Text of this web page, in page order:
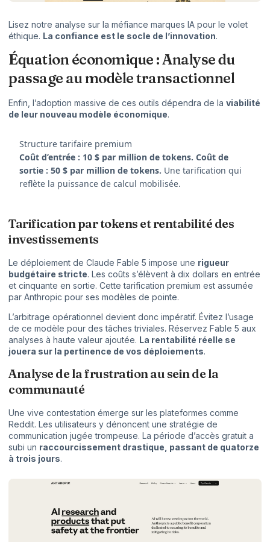
Lisez notre analyse sur la méfiance marques IA pour le volet
éthique. La confiance est le socle de l’innovation.
Équation économique : Analyse du
passage au modèle transactionnel
Enfin, l’adoption massive de ces outils dépendra de la viabilité
de leur nouveau modèle économique.
Structure tarifaire premium
Coût d’entrée : 10 $ par million de tokens. Coût de
sortie : 50 $ par million de tokens. Une tarification qui
reflète la puissance de calcul mobilisée.
Tarification par tokens et rentabilité des
investissements
Le déploiement de Claude Fable 5 impose une rigueur
budgétaire stricte. Les coûts s’élèvent à dix dollars en entrée
et cinquante en sortie. Cette tarification premium est assumée
par Anthropic pour ses modèles de pointe.
L’arbitrage opérationnel devient donc impératif. Évitez l’usage
de ce modèle pour des tâches triviales. Réservez Fable 5 aux
analyses à haute valeur ajoutée. La rentabilité réelle se
jouera sur la pertinence de vos déploiements.
Analyse de la frustration au sein de la
communauté
Une vive contestation émerge sur les plateformes comme
Reddit. Les utilisateurs y dénoncent une stratégie de
communication jugée trompeuse. La période d’accès gratuit a
subi un raccourcissement drastique, passant de quatorze
à trois jours.